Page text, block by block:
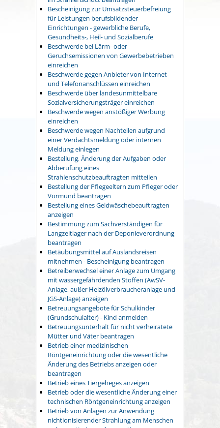
Bescheinigung zur Umsatzsteuerbefreiung
für Leistungen berufsbildender
Einrichtungen - gewerbliche Berufe,
Gesundheits-, Heil- und Sozialberufe
Beschwerde bei Lärm- oder
Geruchsemissionen von Gewerbebetrieben
einreichen
Beschwerde gegen Anbieter von Internet-
und Telefonanschlüssen einreichen
Beschwerde über landesunmittelbare
Sozialversicherungsträger einreichen
Beschwerde wegen anstößiger Werbung
einreichen
Beschwerde wegen Nachteilen aufgrund
einer Verdachtsmeldung oder internen
Meldung einlegen
Bestellung, Änderung der Aufgaben oder
Abberufung eines
Strahlenschutzbeauftragten mitteilen
Bestellung der Pflegeeltern zum Pfleger oder
Vormund beantragen
Bestellung eines Geldwäschebeauftragten
anzeigen
Bestimmung zum Sachverständigen für
Langzeitlager nach der Deponieverordnung
beantragen
Betäubungsmittel auf Auslandsreisen
mitnehmen - Bescheinigung beantragen
Betreiberwechsel einer Anlage zum Umgang
mit wassergefährdenden Stoffen (AwSV-
Anlage, außer Heizölverbraucheranlage und
JGS-Anlage) anzeigen
Betreuungsangebote für Schulkinder
(Grundschulalter) - Kind anmelden
Betreuungsunterhalt für nicht verheiratete
Mütter und Väter beantragen
Betrieb einer medizinischen
Röntgeneinrichtung oder die wesentliche
Änderung des Betriebs anzeigen oder
beantragen
Betrieb eines Tiergeheges anzeigen
Betrieb oder die wesentliche Änderung einer
technischen Röntgeneinrichtung anzeigen
Betrieb von Anlagen zur Anwendung
nichtionisierender Strahlung am Menschen